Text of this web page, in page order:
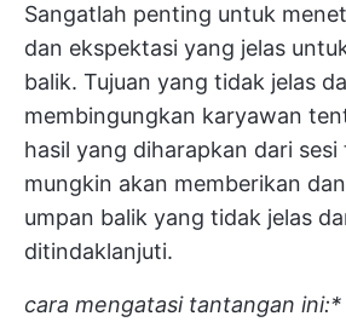
Sangatlah penting untuk
dan ekspektasi yang jelas
balik. Tujuan yang tidak jelas
membingungkan karyawan
hasil yang diharapkan dari
mungkin akan memberikan
umpan balik yang tidak jelas
ditindaklanjuti.
cara mengatasi tantangan ini:*